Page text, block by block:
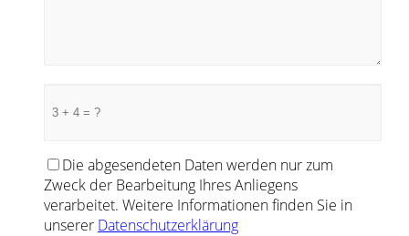
Die abgesendeten Daten werden nur zum
Zweck der Bearbeitung Ihres Anliegens
verarbeitet. Weitere Informationen finden Sie in
unserer Datenschutzerklärung